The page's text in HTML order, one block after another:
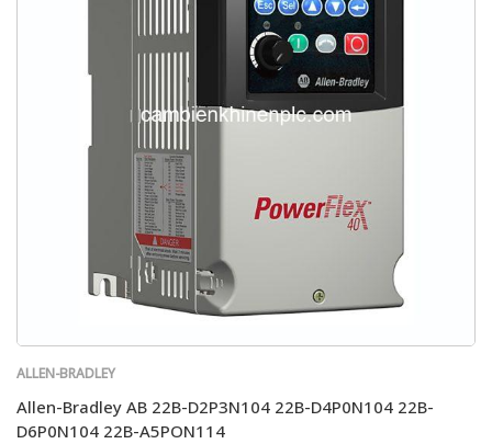
ALLEN-BRADLEY
Allen-Bradley AB 22B-D2P3N104 22B-D4P0N104 22B-
D6P0N104 22B-A5PON114